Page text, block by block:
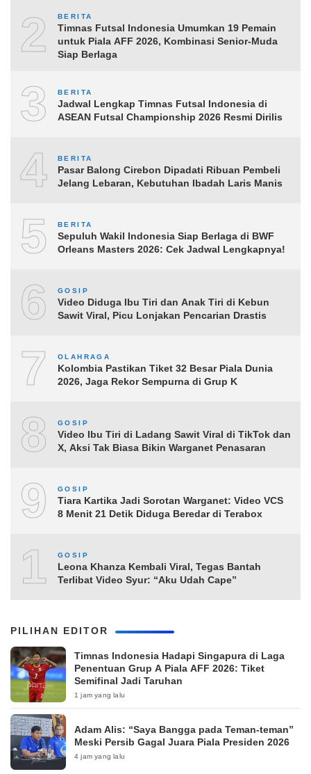
2 BERITA
Timnas Futsal Indonesia Umumkan 19 Pemain
untuk Piala AFF 2026, Kombinasi Senior-Muda
Siap Berlaga
3 BERITA
Jadwal Lengkap Timnas Futsal Indonesia di
ASEAN Futsal Championship 2026 Resmi Dirilis
4 BERITA
Pasar Balong Cirebon Dipadati Ribuan Pembeli
Jelang Lebaran, Kebutuhan Ibadah Laris Manis
5 BERITA
Sepuluh Wakil Indonesia Siap Berlaga di BWF
Orleans Masters 2026: Cek Jadwal Lengkapnya!
6 GOSIP
Video Diduga Ibu Tiri dan Anak Tiri di Kebun
Sawit Viral, Picu Lonjakan Pencarian Drastis
7 OLAHRAGA
Kolombia Pastikan Tiket 32 Besar Piala Dunia
2026, Jaga Rekor Sempurna di Grup K
8 GOSIP
Video Ibu Tiri di Ladang Sawit Viral di TikTok dan
X, Aksi Tak Biasa Bikin Warganet Penasaran
9 GOSIP
Tiara Kartika Jadi Sorotan Warganet: Video VCS
8 Menit 21 Detik Diduga Beredar di Terabox
10
GOSIP
Leona Khanza Kembali Viral, Tegas Bantah
Terlibat Video Syur: “Aku Udah Cape”
PILIHAN EDITOR
Timnas Indonesia Hadapi Singapura di Laga
Penentuan Grup A Piala AFF 2026: Tiket
Semifinal Jadi Taruhan
1 jam yang lalu
Adam Alis: “Saya Bangga pada Teman-teman”
Meski Persib Gagal Juara Piala Presiden 2026
4 jam yang lalu